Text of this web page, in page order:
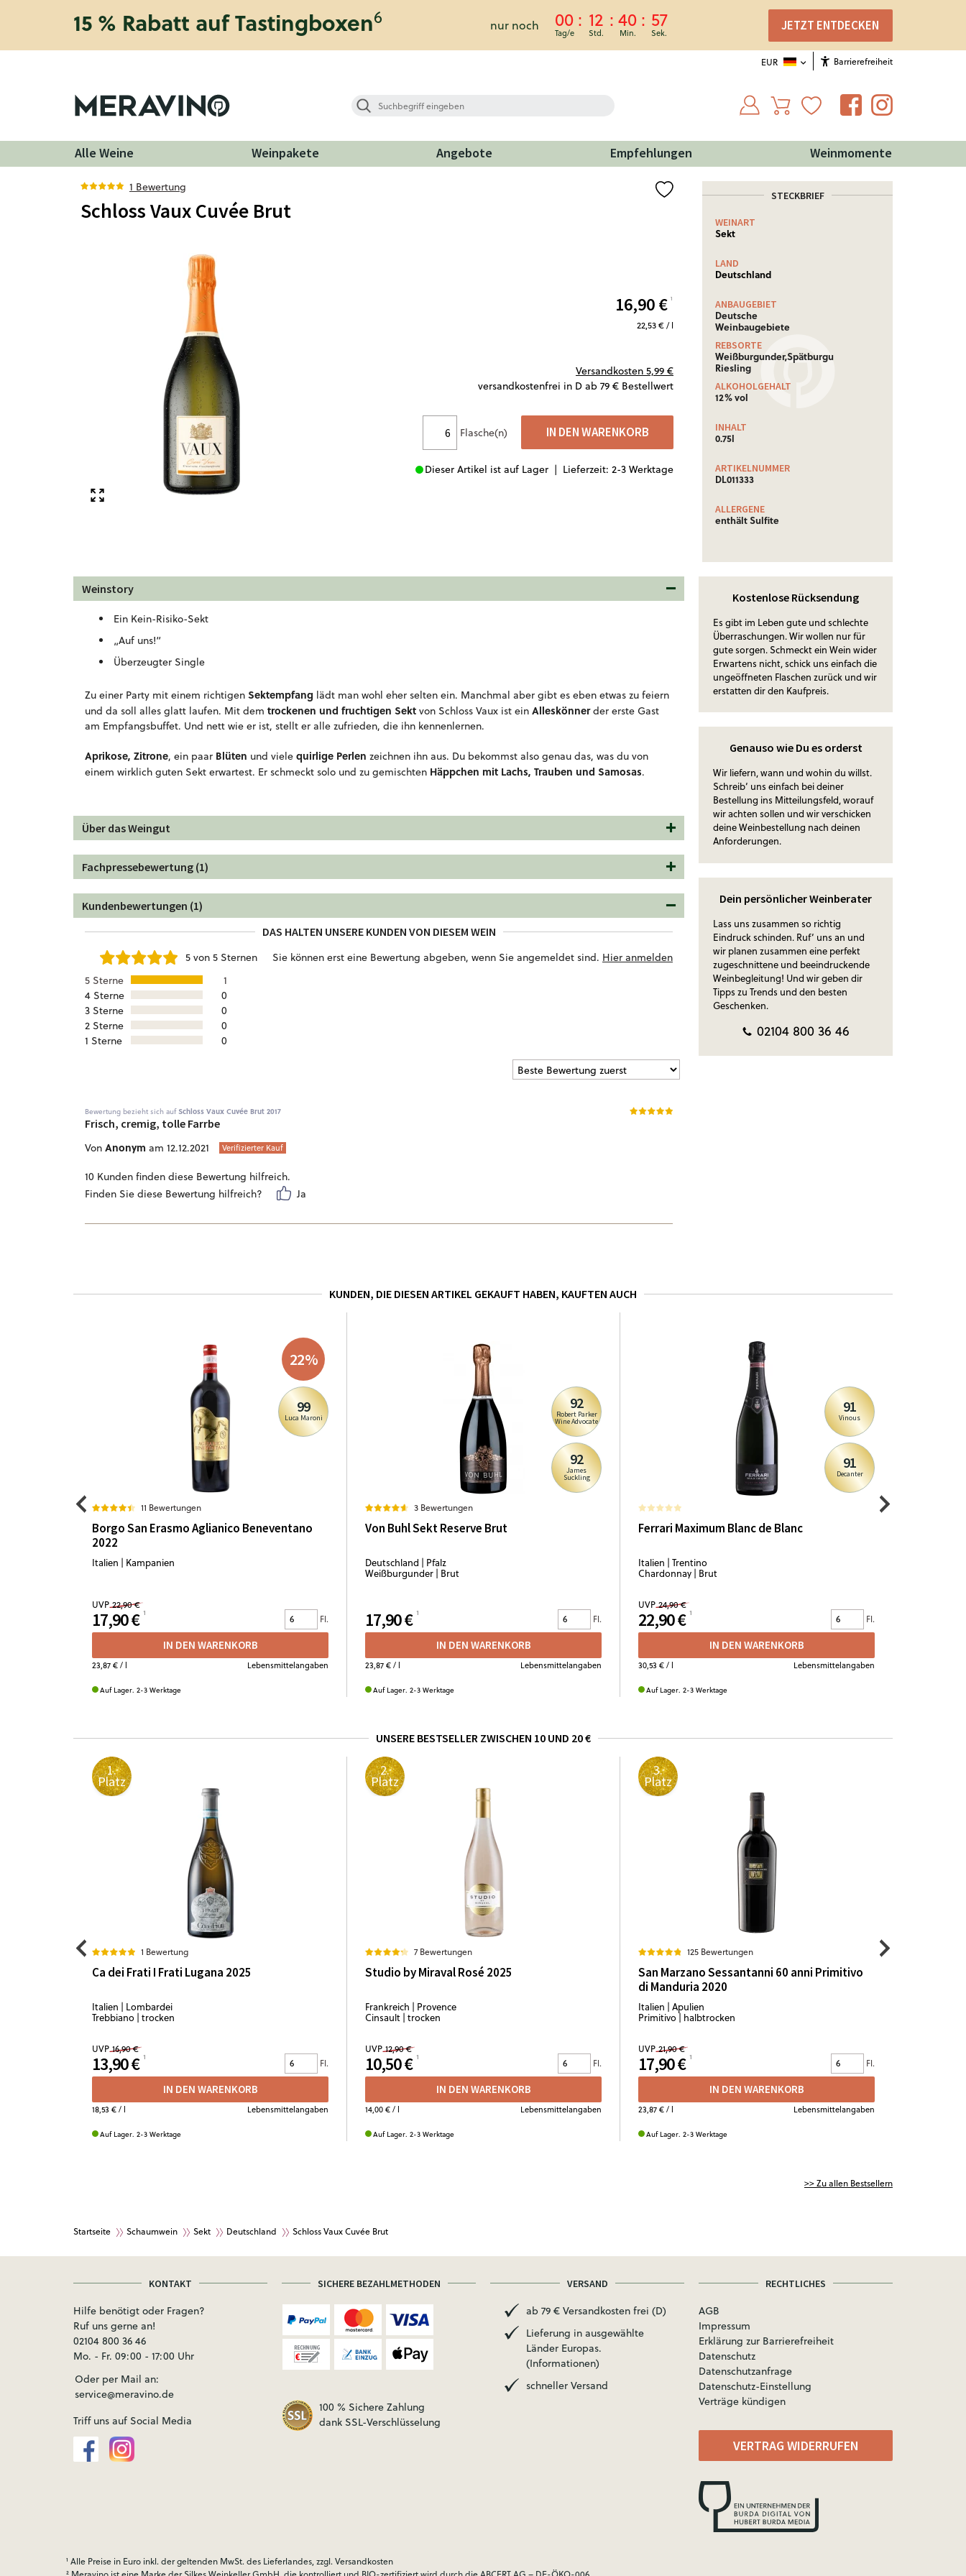
15 % Rabatt auf Tastingboxen6 nur noch 00 12 40 57 JETZT ENTDECKEN
Barrierefreiheit
EUR
Alle Weine Weinpakete Angebote Empfehlungen Weinmomente
1 Bewertung
Schloss Vaux Cuvée Brut
16,90€¹
22,53 € / l
Versandkosten 5,99 €
versandkostenfrei in D ab 79 € Bestellwert
Flasche(n) IN DEN WARENKORB
Lieferzeit: 2-3 Werktage
Dieser Artikel ist auf Lager |
STECKBRIEF
WEINART
Sekt
LAND
Deutschland
ANBAUGEBIET
Deutsche
Weinbaugebiete
REBSORTE
Weißburgunder,Spätburgunder,
Riesling
ALKOHOLGEHALT
12% vol
INHALT
0.75l
ARTIKELNUMMER
DL011333
ALLERGENE
enthält Sulfite
Weinstory
Ein Kein-Risiko-Sekt
„Auf uns!“
Überzeugter Single
Zu einer Party mit einem richtigen Sektempfang lädt man wohl eher selten ein. Manchmal aber gibt es eben etwas zu feiern
und da soll alles glatt laufen. Mit dem trockenen und fruchtigen Sekt von Schloss Vaux ist ein Alleskönnerder erste Gast
am Empfangsbuffet. Und nett wie er ist, stellt er alle zufrieden, die ihn kennenlernen.
Aprikose, Zitrone, ein paar Blüten und viele quirlige Perlen zeichnen ihn aus. Du bekommst also genau das, was du von
einem wirklich guten Sekt erwartest. Er schmeckt solo und zu gemischten Häppchen mit Lachs, Trauben und Samosas.
Über das Weingut
Fachpressebewertung (1)
Kundenbewertungen (1)
DAS HALTEN UNSERE KUNDEN VON DIESEM WEIN
Sie können erst eine Bewertung abgeben, wenn Sie angemeldet sind. Hier anmelden
5 von 5 Sternen
5 Sterne
1
4 Sterne
0
3 Sterne
0
2 Sterne
0
1 Sterne
0
Bewertung bezieht sich aufSchloss Vaux Cuvée Brut 2017
Frisch, cremig, tolle Farrbe
Von Anonym am 12.12.2021 Verifizierter Kauf
10 Kunden finden diese Bewertung hilfreich.
Finden Sie diese Bewertung hilfreich?
Ja
Kostenlose Rücksendung
Es gibt im Leben gute und schlechte
Überraschungen. Wir wollen nur für
gute sorgen. Schmeckt ein Wein wider
Erwartens nicht, schick uns einfach die
ungeöffneten Flaschen zurück und wir
erstatten dir den Kaufpreis.
Genauso wie Du es orderst
Wir liefern, wann und wohin du willst.
Schreib‘ uns einfach bei deiner
Bestellung ins Mitteilungsfeld, worauf
wir achten sollen und wir verschicken
deine Weinbestellung nach deinen
Anforderungen.
Dein persönlicher Weinberater
Lass uns zusammen so richtig
Eindruck schinden. Ruf‘ uns an und
wir planen zusammen eine perfekt
zugeschnittene und beeindruckende
Weinbegleitung! Und wir geben dir
Tipps zu Trends und den besten
Geschenken.
02104 800 36 46
KUNDEN, DIE DIESEN ARTIKEL GEKAUFT HABEN, KAUFTEN AUCH
22%
99
Luca Maroni
11 Bewertungen
Borgo San Erasmo Aglianico Beneventano
2022
Italien | Kampanien
UVP 22,90 €
17,90 € Fl.
IN DEN WARENKORB
23,87 €/ l Lebensmittelangaben
Auf Lager. 2-3 Werktage
92
Robert Parker
Wine Advocate
92
James
Suckling
3 Bewertungen
Von Buhl Sekt Reserve Brut
Deutschland | Pfalz
Weißburgunder | Brut
17,90 € Fl.
IN DEN WARENKORB
23,87 €/ l Lebensmittelangaben
Auf Lager. 2-3 Werktage
91
Vinous
91
Decanter
Ferrari Maximum Blanc de Blanc
Italien | Trentino
Chardonnay | Brut
UVP 24,90 €
22,90 € Fl.
IN DEN WARENKORB
30,53 €/ l Lebensmittelangaben
Auf Lager. 2-3 Werktage
UNSERE BESTSELLER ZWISCHEN 10 UND 20 €
1.
Platz
1 Bewertung
Ca dei Frati I Frati Lugana 2025
Italien | Lombardei
Trebbiano | trocken
UVP 16,90 €
13,90 € Fl.
IN DEN WARENKORB
18,53 €/ l Lebensmittelangaben
Auf Lager. 2-3 Werktage
2.
Platz
7 Bewertungen
Studio by Miraval Rosé 2025
Frankreich | Provence
Cinsault | trocken
UVP 12,90 €
10,50 € Fl.
IN DEN WARENKORB
14,00 €/ l Lebensmittelangaben
Auf Lager. 2-3 Werktage
3.
Platz
125 Bewertungen
San Marzano Sessantanni 60 anni Primitivo
di Manduria 2020
Italien | Apulien
Primitivo | halbtrocken
UVP 21,90 €
17,90 € Fl.
IN DEN WARENKORB
23,87 €/ l Lebensmittelangaben
Auf Lager. 2-3 Werktage
>> Zu allen Bestsellern
Startseite Schaumwein Sekt Deutschland Schloss Vaux Cuvée Brut
KONTAKT
Hilfe benötigt oder Fragen?
Ruf uns gerne an!
02104 800 36 46
Mo. - Fr. 09:00 - 17:00 Uhr
Oder per Mail an:
service@meravino.de
Triff uns auf Social Media
SICHERE BEZAHLMETHODEN
100 % Sichere Zahlung
dank SSL-Verschlüsselung
VERSAND
ab 79 € Versandkosten frei (D)
Lieferung in ausgewählte
Länder Europas.
(Informationen)
schneller Versand
RECHTLICHES
AGB
Impressum
Erklärung zur Barrierefreiheit
Datenschutz
Datenschutzanfrage
Datenschutz-Einstellung
Verträge kündigen
VERTRAG WIDERRUFEN
¹ Alle Preise in Euro inkl. der geltenden MwSt. des Lieferlandes, zzgl. Versandkosten